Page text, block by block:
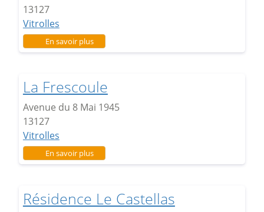
13127
Vitrolles
En savoir plussur Les Jardins Suspendus
La Frescoule
Avenue du 8 Mai 1945
13127
Vitrolles
En savoir plussur La Frescoule
Résidence Le Castellas